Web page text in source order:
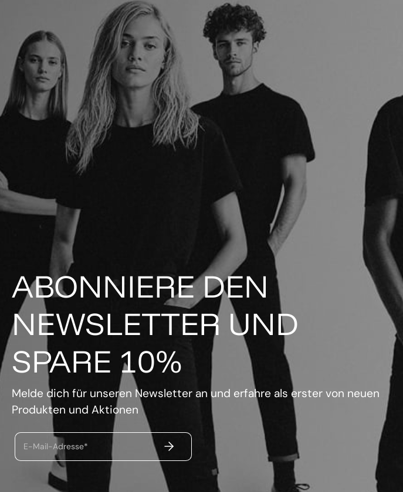
ABONNIERE DEN
NEWSLETTER UND
SPARE 10%
Melde dich für unseren Newsletter an und erfahre als erster von neuen
Produkten und Aktionen
E-Mail-Adresse*